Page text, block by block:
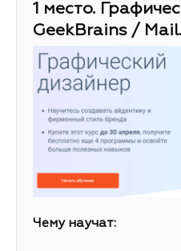
1 место.
GeekBrains /
Чему научат: